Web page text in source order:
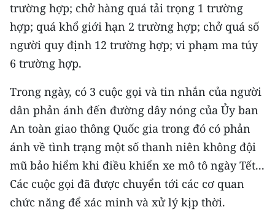
Media Văn hóa
Media Xã hội
Media Pháp luật
Media Du lịch
Media Thế giới
Media Thể thao
Media Giáo dục
Media Y tế
trường hợp; chở hàng quá tải trọng 1 trường
hợp; quá khổ giới hạn 2 trường hợp; chở quá số
người quy định 12 trường hợp; vi phạm ma túy
6 trường hợp.
Trong ngày, có 3 cuộc gọi và tin nhắn của người
dân phản ánh đến đường dây nóng của Ủy ban
An toàn giao thông Quốc gia trong đó có phản
ánh về tình trạng một số thanh niên không đội
mũ bảo hiểm khi điều khiển xe mô tô ngày Tết...
Các cuộc gọi đã được chuyển tới các cơ quan
chức năng để xác minh và xử lý kịp thời.